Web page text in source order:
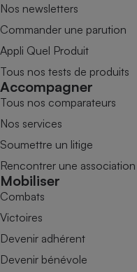
Nos newsletters
Commander une parution
Appli Quel Produit
Tous nos tests de produits
Accompagner
Tous nos comparateurs
Nos services
Soumettre un litige
Rencontrer une
Mobiliser
Combats
Victoires
Devenir adhérent
Devenir bénévole